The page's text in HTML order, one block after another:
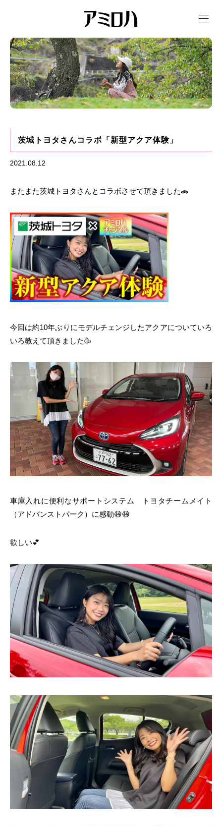
t
g
l
e
n
a
v
i
g
a
t
茨城トヨタさんコラボ「新型アクア体験」
2021.08.12
またまた茨城トヨタさんとコラボさせて頂きました🚗
今回は約10年ぶりにモデルチェンジしたアクアについていろ
いろ教えて頂きました🥳
車庫入れに便利なサポートシステム トヨタチームメイト
（アドバンストパーク）に感動😆😆
欲しい💕